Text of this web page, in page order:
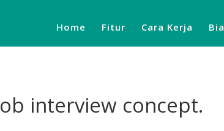
Home Fitur Cara Kerja
interview concept.